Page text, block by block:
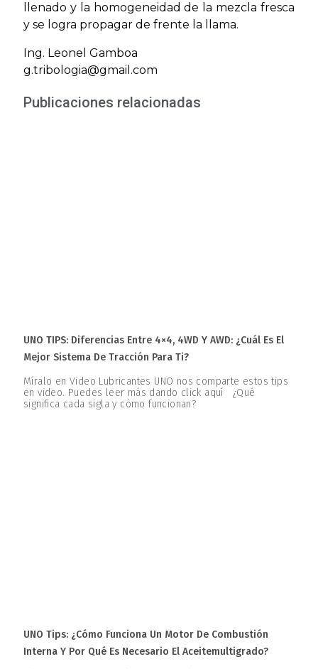
llenado y la homogeneidad de la mezcla fresca
y se logra propagar de frente la llama.
Ing. Leonel Gamboa
g.tribologia@gmail.com
Publicaciones relacionadas
UNO TIPS: Diferencias Entre 4×4, 4WD Y AWD: ¿Cuál Es El
Mejor Sistema De Tracción Para Ti?
Míralo en Video Lubricantes UNO nos comparte estos tips
en video. Puedes leer más dando click aquí ¿Qué
significa cada sigla y cómo funcionan?
UNO Tips: ¿Cómo Funciona Un Motor De Combustión
Interna Y Por Qué Es Necesario El Aceitemultigrado?